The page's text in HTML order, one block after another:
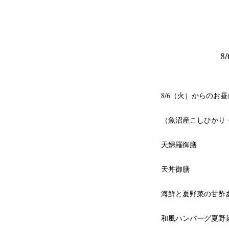
8/6（火）からのお
（魚沼産こしひか
天婦羅御膳
天丼御膳
海鮮と夏野菜の甘酢
和風ハンバーグ夏野